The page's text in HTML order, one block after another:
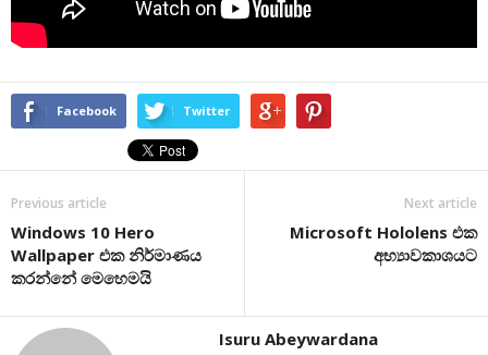
Facebook Twitter
Previous article
Windows 10 Hero
Wallpaper එක නිර්මාණය
කරන්නේ මෙහෙමයි
Next article
Microsoft Hololens එක
අභ්‍යාවකාශයට
Isuru Abeywardana